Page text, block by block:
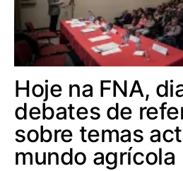
Hoje na FNA,
debates de
sobre temas
mundo agrícola